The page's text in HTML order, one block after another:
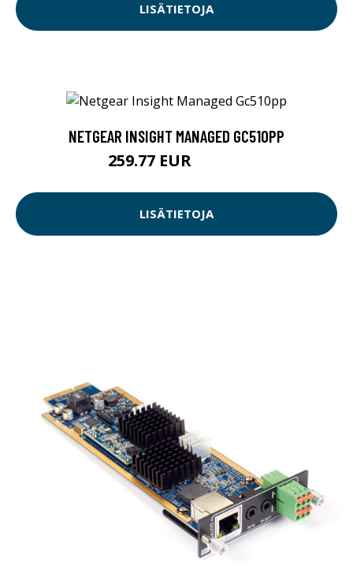
LISÄTIETOJA
NETGEAR INSIGHT MANAGED GC510PP
259.77 EUR
LISÄTIETOJA